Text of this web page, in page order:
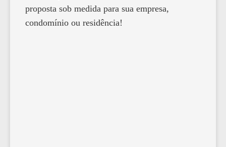
proposta sob medida para sua empresa,
condomínio ou residência!